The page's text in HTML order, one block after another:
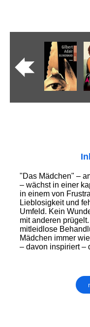
"Das Mädchen" –
– wächst in einer
in einem von
Lieblosigkeit und
Umfeld. Kein
mit anderen
mitleidlose
Mädchen immer
– davon inspiriert –